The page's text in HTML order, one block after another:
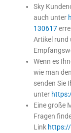
Sky
auch unter
130617
Artikel rund
Wenn es
wie man
senden Sie
unter
Eine große
Fragen
Link